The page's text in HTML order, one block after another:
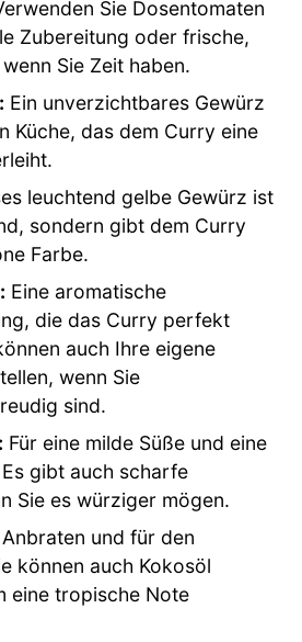
Sie Dosentomaten
Zubereitung oder frische,
Sie Zeit haben.
Ein unverzichtbares Gewürz
Küche, das dem Curry eine
leuchtend gelbe Gewürz ist
sondern gibt dem Curry
Farbe.
Eine aromatische
die das Curry perfekt
auch Ihre eigene
wenn Sie
sind.
Für eine milde Süße und eine
gibt auch scharfe
Sie es würziger mögen.
und für den
können auch Kokosöl
eine tropische Note